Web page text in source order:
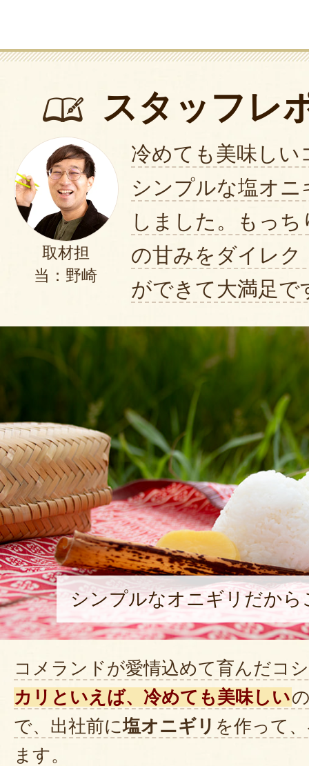
スタッフレ
取材担
当：野崎
冷めても美味しい
シンプルな塩オ
しました。もっ
の甘みをダイレ
ができて大満足で
シンプルなオニギリだから
コメランドが愛情込めて育んだコ
カリといえば、冷めても美味しい
で、出社前に塩オニギリ を作って
ます。